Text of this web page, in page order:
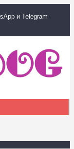
и Telegram